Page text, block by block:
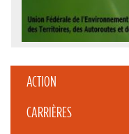
ACTION
CARRIÈRES